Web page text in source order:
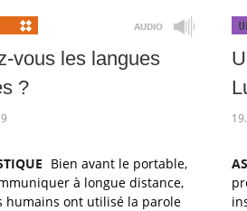
vous les langues
?
Bien avant le portable,
à longue distance,
humains ont utilisé la parole